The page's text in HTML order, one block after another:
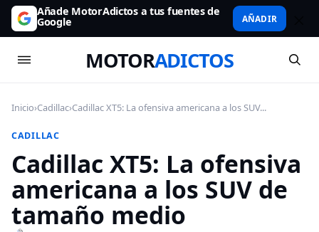
Añade MotorAdictos a tus fuentes de
Google AÑADIR
MOTORADICTOS
Inicio›Cadillac›Cadillac XT5: La ofensiva americana a los SUV...
CADILLAC
Cadillac XT5: La ofensiva
americana a los SUV de
tamaño medio